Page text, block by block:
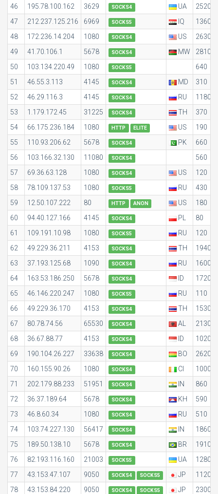
46 195.78.100.162 3629 SOCKS4 UA
2520
47
212.237.125.216 6969 SOCKS5 IQ
1360
48
172.236.14.204 1080 SOCKS4 US
2630
49
41.70.106.1 5678 SOCKS4 MW
2810
50
103.134.220.49 1080 SOCKS5
640
51
46.55.3.113 4145 SOCKS4 MD
310
52
46.29.116.3 4145 SOCKS4 RU
1180
53
1.179.172.45 31225 SOCKS4 TH
370
54
66.175.236.184 1080 HTTP ELITE US
190
55
110.93.206.62 5678 SOCKS4 PK
660
56
103.166.32.130 11080 SOCKS4
560
57
69.36.63.128 1080 SOCKS4 US
120
58
78.109.137.53 1080 SOCKS5 RU
430
59
12.50.107.222 80 HTTP ANON US
180
60
94.40.127.166 4145 SOCKS4 PL
80
61
109.191.10.98 1080 SOCKS5 RU
120
62
49.229.36.211 4153 SOCKS4 TH
1940
63
37.193.125.68 1090 SOCKS4 RU
1600
64
163.53.186.250 5678 SOCKS4 ID
1720
65
46.146.220.247 1080 SOCKS5 RU
110
66
49.229.36.170 4153 SOCKS4 TH
1530
67
80.78.74.56 65530 SOCKS4 AL
2130
68
36.67.88.77 4153 SOCKS4 ID
1020
69
190.104.26.227 33638 SOCKS4 BO
2620
70
160.155.90.26 1080 SOCKS4 CI
1000
71
202.179.88.233 51951 SOCKS4 IN
860
72
36.37.189.64 5678 SOCKS4 KH
590
73
46.8.60.34 1080 SOCKS4 RU
510
74
103.74.227.130 56417 SOCKS4 IN
1860
75
189.50.138.10 5678 SOCKS4 BR
1910
76
82.193.116.160 21003 SOCKS5 UA
1280
77
43.153.47.107 9050 SOCKS4 SOCKS5 JP
1120
78
43.153.84.220 9050 SOCKS4 SOCKS5 JP
2300